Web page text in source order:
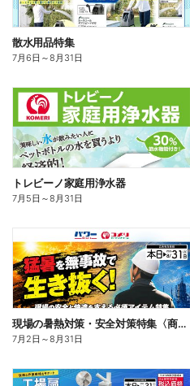
散水用品特集
7月6日 ～8月31日
トレビーノ家庭用浄水器
7月5日 ～8月31日
現場の暑熱対策・安全対策特集〈商品一例〉
7月2日 ～8月31日